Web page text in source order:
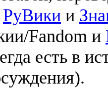
РуВики и
Fandom и
есть в